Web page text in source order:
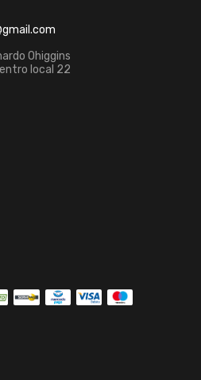
Ohiggins
local 22